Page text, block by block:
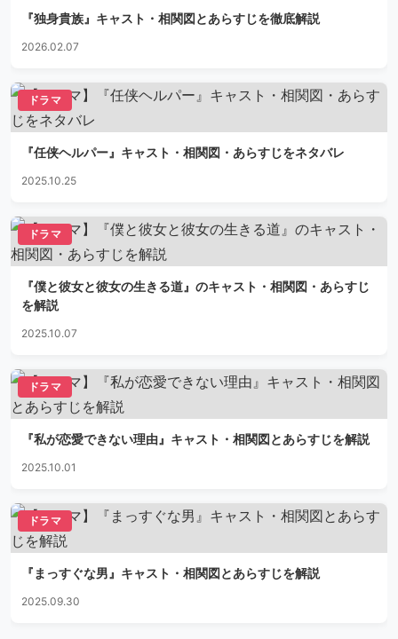
『独身貴族』キャスト・相関図とあらすじを徹底解説
2026.02.07
ドラマ
『任侠ヘルパー』キャスト・相関図・あらすじをネタバレ
2025.10.25
ドラマ
『僕と彼女と彼女の生きる道』のキャスト・相関図・あらすじ
を解説
2025.10.07
ドラマ
『私が恋愛できない理由』キャスト・相関図とあらすじを解説
2025.10.01
ドラマ
『まっすぐな男』キャスト・相関図とあらすじを解説
2025.09.30